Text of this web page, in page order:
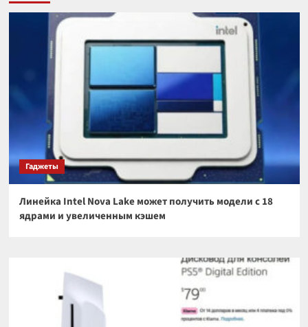
Гаджеты
Линейка Intel Nova Lake может получить модели с 18
ядрами и увеличенным кэшем